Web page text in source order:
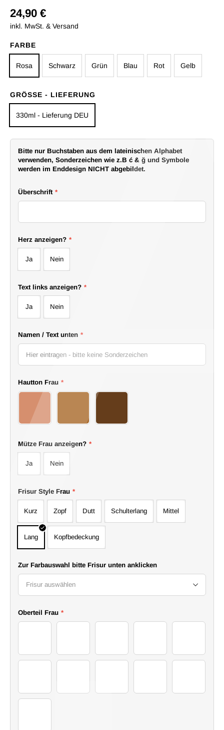
24,90 €
inkl. MwSt. & Versand
FARBE
Rosa Schwarz Grün Blau Rot Gelb
GRÖSSE - LIEFERUNG
330ml - Lieferung DEU
Bitte nur Buchstaben aus dem lateinischen Alphabet
verwenden, Sonderzeichen wie z.B ć & ğ und Symbole
werden im Enddesign NICHT abgebildet.
Überschrift *
Herz anzeigen? *
Ja Nein
Text links anzeigen? *
Ja Nein
Namen / Text unten *
Hautton Frau *
03Girl
Mütze Frau anzeigen? *
Ja Nein
Frisur Style Frau *
Kurz Zopf Dutt Schulterlang Mittel
Lang Kopfbedeckung
Zur Farbauswahl bitte Frisur unten anklicken
Frisur auswählen
Oberteil Frau *